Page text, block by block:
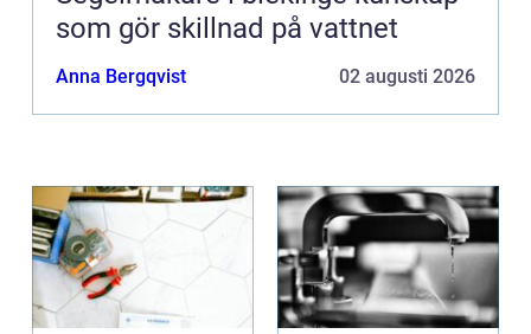
som gör skillnad på vattnet
Anna Bergqvist 02 augusti 2026